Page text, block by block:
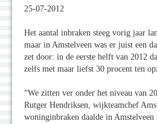
25-07-2012
Het aantal inbraken steeg vorig jaar
maar in Amstelveen was er juist een
zet door: in de eerste helft van 2012
zelfs met maar liefst 30 procent ten
“We zitten ver onder het niveau van
Rutger Hendriksen, wijkteamchef
woninginbraken daalde in